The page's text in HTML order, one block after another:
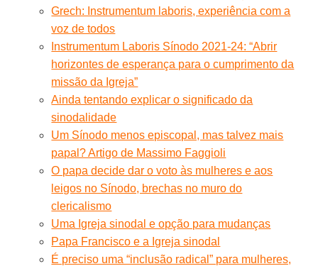
Grech: Instrumentum laboris, experiência com a
voz de todos
Instrumentum Laboris Sínodo 2021-24: “Abrir
horizontes de esperança para o cumprimento da
missão da Igreja”
Ainda tentando explicar o significado da
sinodalidade
Um Sínodo menos episcopal, mas talvez mais
papal? Artigo de Massimo Faggioli
O papa decide dar o voto às mulheres e aos
leigos no Sínodo, brechas no muro do
clericalismo
Uma Igreja sinodal e opção para mudanças
Papa Francisco e a Igreja sinodal
É preciso uma “inclusão radical” para mulheres,